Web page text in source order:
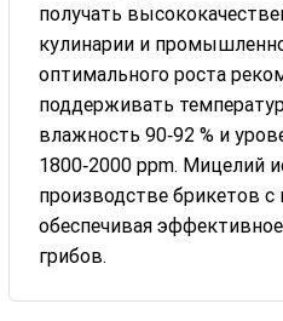
получать
кулинарии и
оптимального роста
поддерживать
влажность 90‑92 % и
1800‑2000 ppm. Мицелий
производстве брикетов
обеспечивая
грибов.